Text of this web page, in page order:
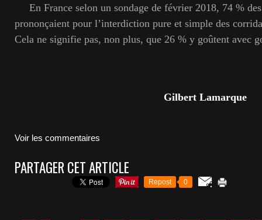
En France selon un sondage de février 2018, 74 % des
prononçaient pour l’interdiction pure et simple des
Cela ne signifie pas, non plus, que 26 % y goûtent avec
Gilbert Lamarque
Voir les commentaires
PARTAGER CET ARTICLE
Repost 0